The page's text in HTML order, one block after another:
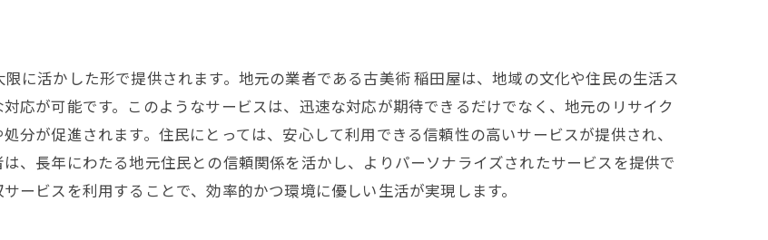
率的な回収で得られる生活の質向上
域性を考慮した不用品回収のメリット
に活かした形で提供されます。地元の業者である古美術 稲田屋は、地域の文化や住民の生活ス
応が可能です。このようなサービスは、迅速な対応が期待できるだけでなく、地元のリサイク
分が促進されます。住民にとっては、安心して利用できる信頼性の高いサービスが提供され、
、長年にわたる地元住民との信頼関係を活かし、よりパーソナライズされたサービスを提供で
ービスを利用することで、効率的かつ環境に優しい生活が実現します。